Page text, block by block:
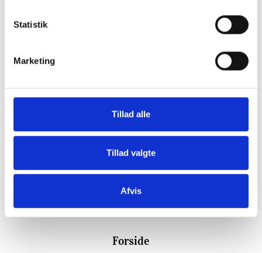
Statistik
Marketing
Tillad alle
Tillad valgte
Afvis
dagsordenen.
Forside